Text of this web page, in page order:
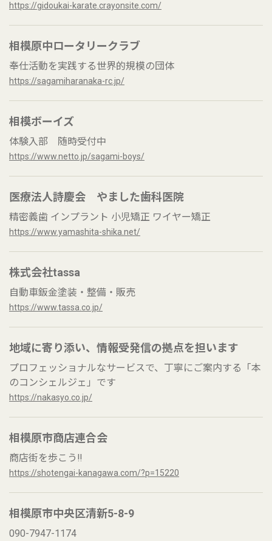
https://gidoukai-karate.crayonsite.com/
相模原中ロータリークラブ
奉仕活動を実践する世界的規模の団体
https://sagamiharanaka-rc.jp/
相模ボーイズ
体験入部 随時受付中
https://www.netto.jp/sagami-boys/
医療法人詩慶会 やました歯科医院
精密義歯 インプラント 小児矯正 ワイヤー矯正
https://www.yamashita-shika.net/
株式会社tassa
自動車鈑金塗装・整備・販売
https://www.tassa.co.jp/
地域に寄り添い、情報受発信の拠点を担います
プロフェッショナルなサービスで、丁寧にご案内する「本
のコンシェルジェ」です
https://nakasyo.co.jp/
相模原市商店連合会
商店街を歩こう‼︎
https://shotengai-kanagawa.com/?p=15220
相模原市中央区清新5-8-9
090-7947-1174